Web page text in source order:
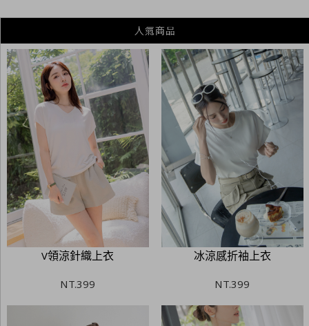
V領涼針織上衣
NT.399
冰涼感折袖上衣
NT.399